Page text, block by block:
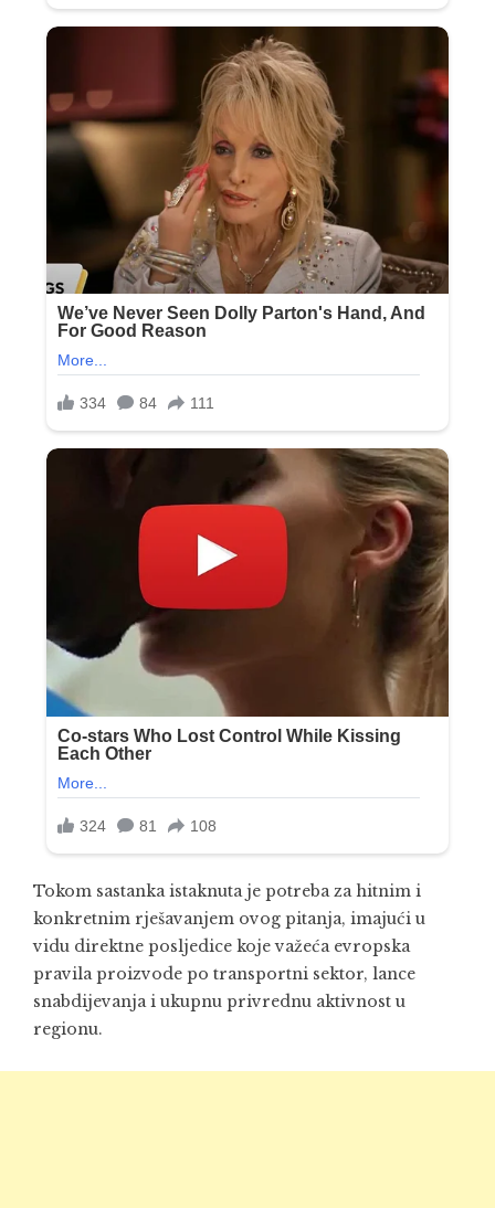
Tokom sastanka istaknuta je potreba za hitnim i
konkretnim rješavanjem ovog pitanja, imajući u
vidu direktne posljedice koje važeća evropska
pravila proizvode po transportni sektor, lance
snabdijevanja i ukupnu privrednu aktivnost u
regionu.